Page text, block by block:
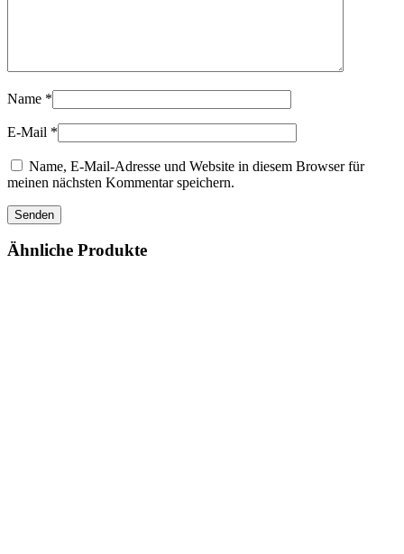
Name *
E-Mail *
Name, E-Mail-Adresse und Website in diesem Browser für
meinen nächsten Kommentar speichern.
Ähnliche Produkte